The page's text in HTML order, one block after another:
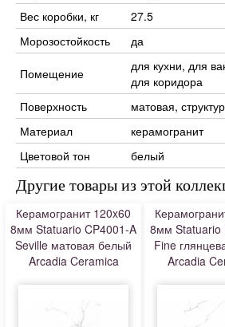
Вес коробки, кг
27.5
Морозостойкость
да
Помещение
для кухни, для
для коридора
Поверхность
матовая,
Материал
керамогранит
Цветовой тон
белый
Другие товары из этой
Керамогранит 120x60
8мм Statuario CP4001-A
Seville матовая белый
Arcadia Ceramica
8мм Statuario
Fine
Arcadia